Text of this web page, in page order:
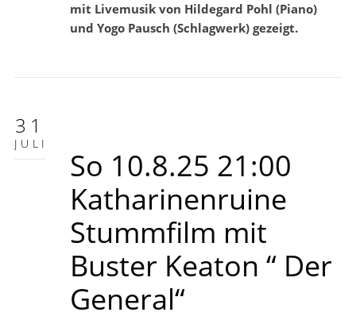
mit Livemusik von Hildegard Pohl (Piano)
und Yogo Pausch (Schlagwerk) gezeigt.
31
JULI
So 10.8.25 21:00
Katharinenruine
Stummfilm mit
Buster Keaton “ Der
General“